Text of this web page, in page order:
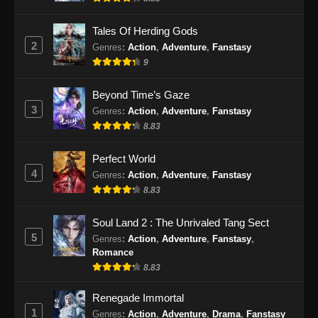
Eps 335 - Against the Sky Supreme Episode
Against the Sky Supreme Episode 336
Subtitle Indonesia
Eps 337 - Against the Sky Supreme Episode
337 Subtitle Indonesia - September 17, 2024
Against the Sky Supreme Episode 338
Eps 338 - Against the Sky Supreme Episode
338 Subtitle Indonesia - September 21, 2024
Against the Sky Supreme Episode 339
Subtitle Indonesia
2
Tales Of Herding Gods
Genres: Action, Adventure, Fanstasy
9
3
Beyond Time’s Gaze
Genres: Action, Adventure, Fanstasy
8.83
4
Perfect World
Genres: Action, Adventure, Fanstasy
8.83
5
Soul Land 2 : The Unrivaled Tang Sect
Genres: Action, Adventure, Fanstasy,
Romance
8.83
1
Renegade Immortal
Genres: Action, Adventure, Drama, Fanstasy